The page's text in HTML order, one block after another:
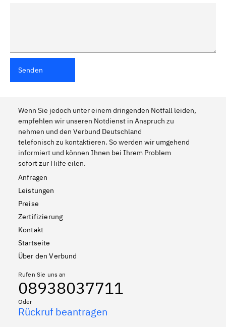
Senden
Wenn Sie jedoch unter einem dringenden Notfall leiden,
empfehlen wir unseren Notdienst in Anspruch zu
nehmen und den Verbund Deutschland
telefonisch zu kontaktieren. So werden wir umgehend
informiert und können Ihnen bei Ihrem Problem
sofort zur Hilfe eilen.
Anfragen
Leistungen
Preise
Zertifizierung
Kontakt
Startseite
Über den Verbund
Rufen Sie uns an
08938037711
Oder
Rückruf beantragen